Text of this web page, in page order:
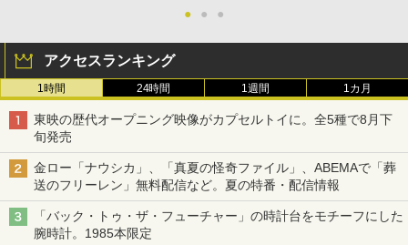
● ● ●
アクセスランキング
1時間 24時間 1週間 1カ月
東映の歴代オープニング映像がカプセルトイに。全5種で8月下
旬発売
金ロー「ナウシカ」、「真夏の怪奇ファイル」、ABEMAで「葬
送のフリーレン」無料配信など。夏の特番・配信情報
「バック・トゥ・ザ・フューチャー」の時計台をモチーフにした
腕時計。1985本限定